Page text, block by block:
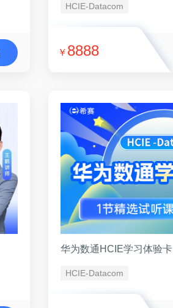
HCIE-Datacom
￥ 8888
华为数通HCIE学习体验卡
HCIE-Datacom